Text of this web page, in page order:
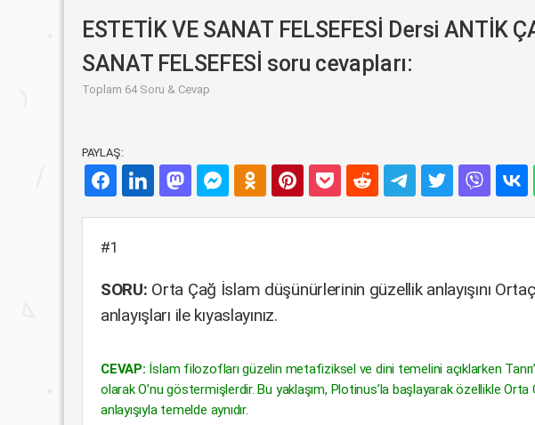
ESTETİK VE SANAT FELSEFESİ Dersi ANTİK
SANAT FELSEFESİ soru cevapları:
Toplam 64 Soru & Cevap
PAYLAŞ:
#1
SORU: Orta Çağ İslam düşünürlerinin güzellik anlayışını
anlayışları ile kıyaslayınız.
CEVAP: İslam filozofları güzelin metafiziksel ve dini temelini açıklarken
olarak O’nu göstermişlerdir. Bu yaklaşım, Plotinus’la başlayarak özellikle
anlayışıyla temelde aynıdır.